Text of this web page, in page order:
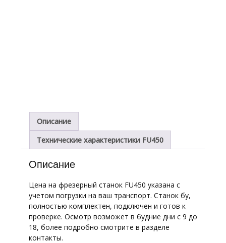
Описание
Технические характеристики FU450
Описание
Цена на фрезерный станок FU450 указана с
учетом погрузки на ваш транспорт. Станок бу,
полностью комплектен, подключен и готов к
проверке. Осмотр возможет в будние дни с 9 до
18, более подробно смотрите в разделе
контакты.